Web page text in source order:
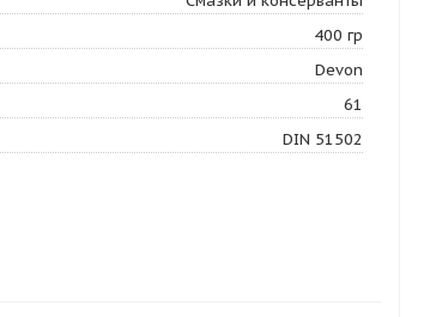
400 гр
Devon
61
DIN 51502